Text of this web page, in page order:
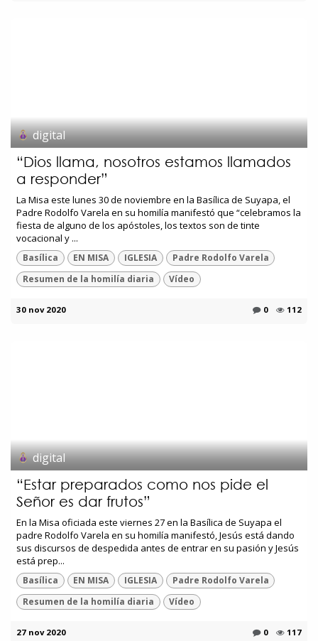
digital
“Dios llama, nosotros estamos llamados
a responder”
La Misa este lunes 30 de noviembre en la Basílica de Suyapa, el
Padre Rodolfo Varela en su homilía manifestó que “celebramos la
fiesta de alguno de los apóstoles, los textos son de tinte
vocacional y ...
Basílica EN MISA IGLESIA
Padre Rodolfo Varela
Resumen de la homilía diaria
Vídeo
30 nov 2020 0 112
digital
“Estar preparados como nos pide el
Señor es dar frutos”
En la Misa oficiada este viernes 27 en la Basílica de Suyapa el
padre Rodolfo Varela en su homilía manifestó, Jesús está dando
sus discursos de despedida antes de entrar en su pasión y Jesús
está prep...
Basílica EN MISA IGLESIA
Padre Rodolfo Varela
Resumen de la homilía diaria
Vídeo
27 nov 2020 0 117